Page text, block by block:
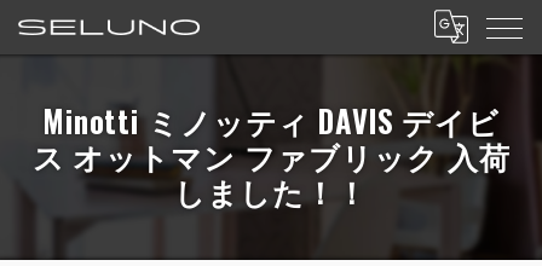
Minotti ミノッティ DAVIS デイビ
ス オットマン ファブリック 入荷
しました！！